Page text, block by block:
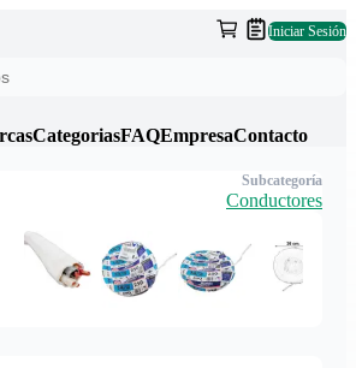
Iniciar Sesión
CategoriasFAQEmpresaContacto
Subcategoría
Conductores